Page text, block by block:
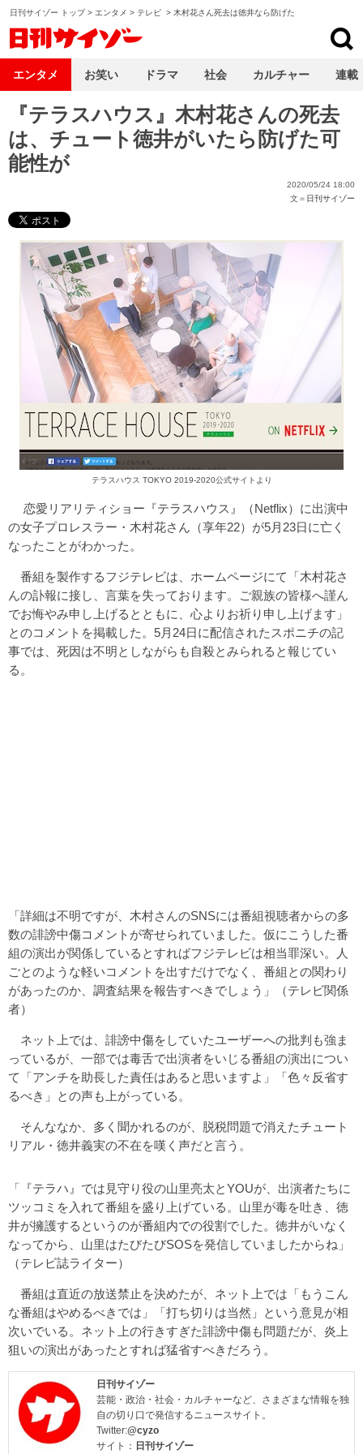
日刊サイゾー トップ> エンタメ > テレビ > 木村花さん死去は徳井なら防げた
『テラスハウス』木村花さんの死去
は、チュート徳井がいたら防げた可
能性が
2020/05/24 18:00
文＝ 日刊サイゾー
テラスハウス TOKYO 2019-2020公式サイトより
恋愛リアリティショー『テラスハウス』（Netflix）に出演中
の女子プロレスラー・木村花さん（享年22）が5月23日に亡く
なったことがわかった。
番組を製作するフジテレビは、ホームページにて「木村花さ
んの訃報に接し、言葉を失っております。ご親族の皆様へ謹ん
でお悔やみ申し上げるとともに、心よりお祈り申し上げます」
とのコメントを掲載した。5月24日に配信されたスポニチの記
事では、死因は不明としながらも自殺とみられると報じてい
る。
「詳細は不明ですが、木村さんのSNSには番組視聴者からの多
数の誹謗中傷コメントが寄せられていました。仮にこうした番
組の演出が関係しているとすればフジテレビは相当罪深い。人
ごとのような軽いコメントを出すだけでなく、番組との関わり
があったのか、調査結果を報告すべきでしょう」（テレビ関係
者）
ネット上では、誹謗中傷をしていたユーザーへの批判も強ま
っているが、一部では毒舌で出演者をいじる番組の演出につい
て「アンチを助長した責任はあると思いますよ」「色々反省す
るべき」との声も上がっている。
そんななか、多く聞かれるのが、脱税問題で消えたチュート
リアル・徳井義実の不在を嘆く声だと言う。
「『テラハ』では見守り役の山里亮太とYOUが、出演者たちに
ツッコミを入れて番組を盛り上げている。山里が毒を吐き、徳
井が擁護するというのが番組内での役割でした。徳井がいなく
なってから、山里はたびたびSOSを発信していましたからね」
（テレビ誌ライター）
番組は直近の放送禁止を決めたが、ネット上では「もうこん
な番組はやめるべきでは」「打ち切りは当然」という意見が相
次いでいる。ネット上の行きすぎた誹謗中傷も問題だが、炎上
狙いの演出があったとすれば猛省すべきだろう。
日刊サイゾー
芸能・政治・社会・カルチャーなど、さまざまな情報を独
自の切り口で発信するニュースサイト。
Twitter:@cyzo
サイト： 日刊サイゾー
エンタメ お笑い ドラマ 社会 カルチャー 連載